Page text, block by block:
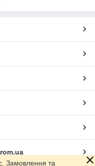
Замовлення та